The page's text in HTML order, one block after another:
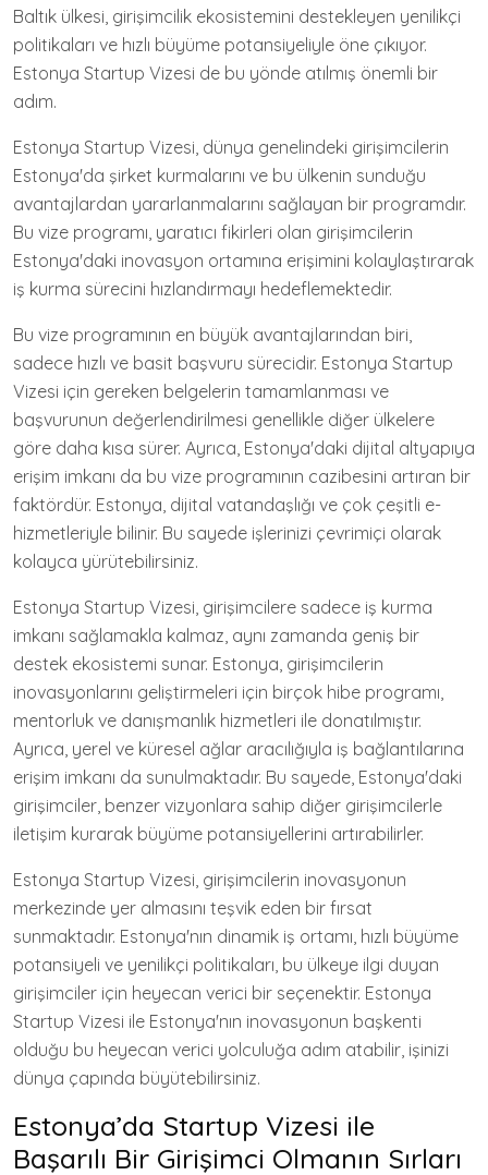
Baltık ülkesi, girişimcilik ekosistemini destekleyen yenilikçi
politikaları ve hızlı büyüme potansiyeliyle öne çıkıyor.
Estonya Startup Vizesi de bu yönde atılmış önemli bir
adım.
Estonya Startup Vizesi, dünya genelindeki girişimcilerin
Estonya'da şirket kurmalarını ve bu ülkenin sunduğu
avantajlardan yararlanmalarını sağlayan bir programdır.
Bu vize programı, yaratıcı fikirleri olan girişimcilerin
Estonya'daki inovasyon ortamına erişimini kolaylaştırarak
iş kurma sürecini hızlandırmayı hedeflemektedir.
Bu vize programının en büyük avantajlarından biri,
sadece hızlı ve basit başvuru sürecidir. Estonya Startup
Vizesi için gereken belgelerin tamamlanması ve
başvurunun değerlendirilmesi genellikle diğer ülkelere
göre daha kısa sürer. Ayrıca, Estonya'daki dijital altyapıya
erişim imkanı da bu vize programının cazibesini artıran bir
faktördür. Estonya, dijital vatandaşlığı ve çok çeşitli e-
hizmetleriyle bilinir. Bu sayede işlerinizi çevrimiçi olarak
kolayca yürütebilirsiniz.
Estonya Startup Vizesi, girişimcilere sadece iş kurma
imkanı sağlamakla kalmaz, aynı zamanda geniş bir
destek ekosistemi sunar. Estonya, girişimcilerin
inovasyonlarını geliştirmeleri için birçok hibe programı,
mentorluk ve danışmanlık hizmetleri ile donatılmıştır.
Ayrıca, yerel ve küresel ağlar aracılığıyla iş bağlantılarına
erişim imkanı da sunulmaktadır. Bu sayede, Estonya'daki
girişimciler, benzer vizyonlara sahip diğer girişimcilerle
iletişim kurarak büyüme potansiyellerini artırabilirler.
Estonya Startup Vizesi, girişimcilerin inovasyonun
merkezinde yer almasını teşvik eden bir fırsat
sunmaktadır. Estonya'nın dinamik iş ortamı, hızlı büyüme
potansiyeli ve yenilikçi politikaları, bu ülkeye ilgi duyan
girişimciler için heyecan verici bir seçenektir. Estonya
Startup Vizesi ile Estonya'nın inovasyonun başkenti
olduğu bu heyecan verici yolculuğa adım atabilir, işinizi
dünya çapında büyütebilirsiniz.
Estonya’da Startup Vizesi ile
Başarılı Bir Girişimci Olmanın Sırları